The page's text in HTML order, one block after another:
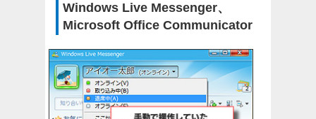
Windows Live Messenger、
Microsoft Office Communicator